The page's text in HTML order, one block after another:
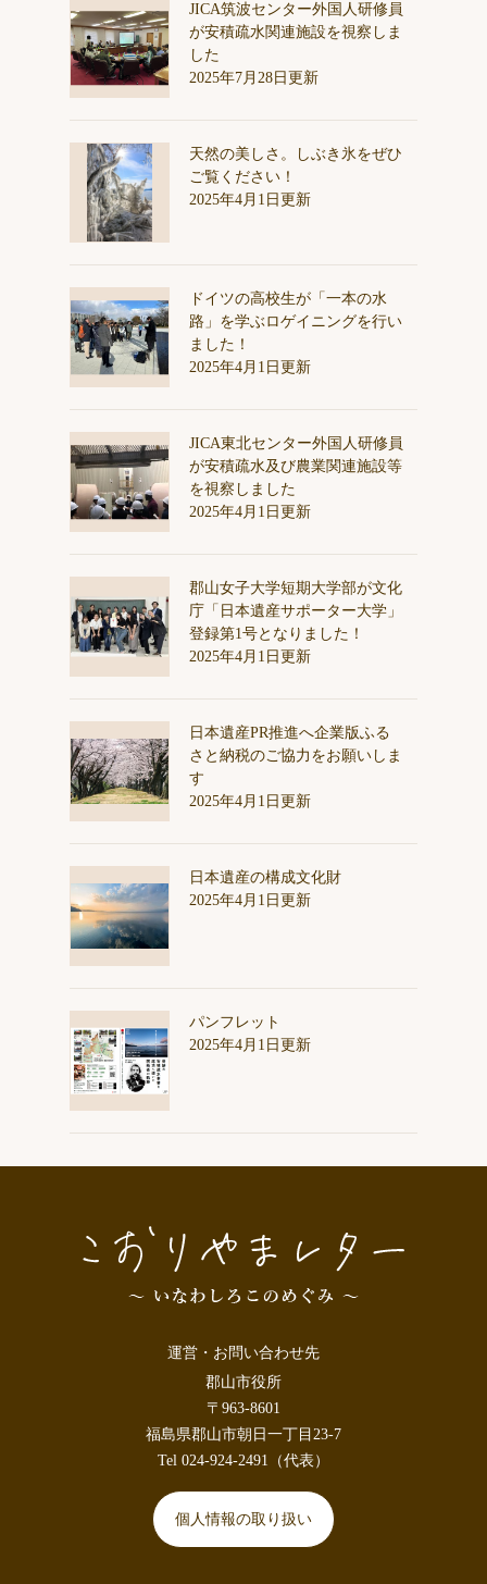
JICA筑波センター外国人研修員
が安積疏水関連施設を視察しま
した
2025年7月28日更新
天然の美しさ。しぶき氷をぜひ
ご覧ください！
2025年4月1日更新
ドイツの高校生が「一本の水
路」を学ぶロゲイニングを行い
ました！
2025年4月1日更新
JICA東北センター外国人研修員
が安積疏水及び農業関連施設等
を視察しました
2025年4月1日更新
郡山女子大学短期大学部が文化
庁「日本遺産サポーター大学」
登録第1号となりました！
2025年4月1日更新
日本遺産PR推進へ企業版ふる
さと納税のご協力をお願いしま
す
2025年4月1日更新
日本遺産の構成文化財
2025年4月1日更新
パンフレット
2025年4月1日更新
運営・お問い合わせ先
郡山市役所
〒963-8601
福島県郡山市朝日一丁目23-7
Tel 024-924-2491（代表）
個人情報の取り扱い